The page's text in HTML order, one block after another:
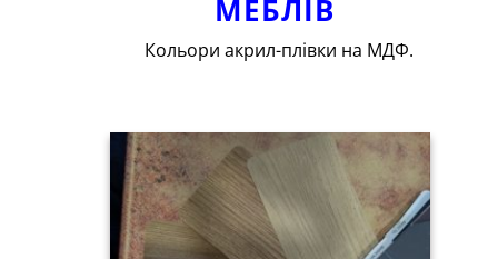
МЕБЛІВ
Кольори акрил-плівки на МДФ.